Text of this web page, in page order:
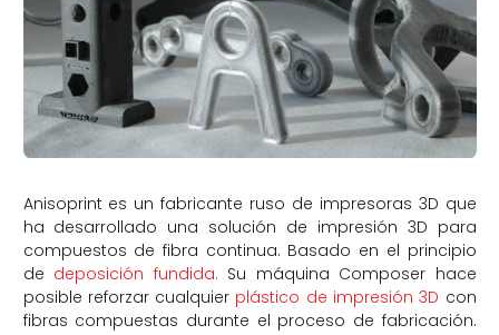
Anisoprint es un fabricante ruso de impresoras 3D que
ha desarrollado una solución de impresión 3D para
compuestos de fibra continua. Basado en el principio
de deposición fundida. Su máquina Composer hace
posible reforzar cualquier plástico de impresión 3D con
fibras compuestas durante el proceso de fabricación.